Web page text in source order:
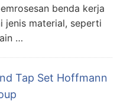
benda kerja
jenis material, seperti
…
Tap Set Hoffmann